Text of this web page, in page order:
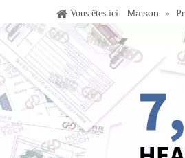
Vous êtes ici: Maison »